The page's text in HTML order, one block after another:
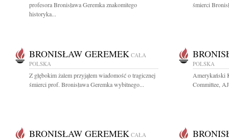
profesora Bronisława Geremka znakomitego
historyka...
śmierci
BRONISŁAW GEREMEK CAŁA
POLSKA
Z głębokim żalem przyjąłem wiadomość o tragicznej
śmierci prof. Bronisława Geremka wybitnego...
POLSKA
Amerykański
Committee,
BRONISŁAW GEREMEK CAŁA